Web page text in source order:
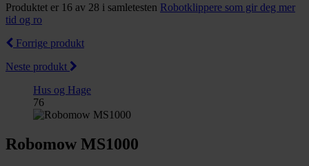
Produktet er 16 av 28 i samletesten Robotklippere som gir deg mer
tid og ro
Forrige produkt
Neste produkt
Hus og Hage
76
Robomow MS1000